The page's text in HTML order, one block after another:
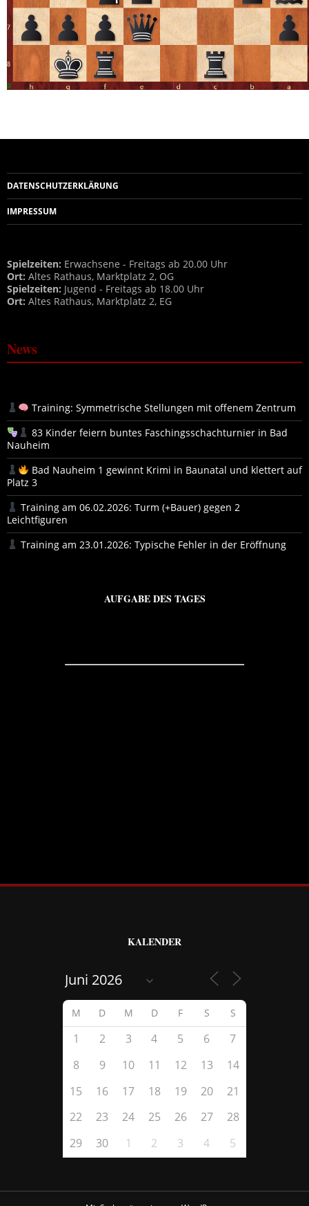
DATENSCHUTZERKLÄRUNG
IMPRESSUM
Spielzeiten: Erwachsene - Freitags ab 20.00 Uhr
Ort: Altes Rathaus, Marktplatz 2, OG
Spielzeiten: Jugend - Freitags ab 18.00 Uhr
Ort: Altes Rathaus, Marktplatz 2, EG
News
Training: Symmetrische Stellungen mit offenem Zentrum
83 Kinder feiern buntes Faschingsschachturnier in Bad
Nauheim
Bad Nauheim 1 gewinnt Krimi in Baunatal und klettert auf
Platz 3
Training am 06.02.2026: Turm (+Bauer) gegen 2
Leichtfiguren
Training am 23.01.2026: Typische Fehler in der Eröffnung
AUFGABE DES TAGES
KALENDER
M D M D F S S
1 2 3 4 5 6
7
8
9 10 11 12 13
14
15
16 17 18 19 20
21
22
23 24 25 26 27
28
29
30 1 2 3 4 5